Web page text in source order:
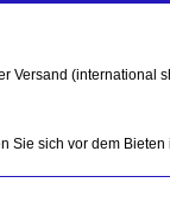
Versand (international
Sie sich vor dem